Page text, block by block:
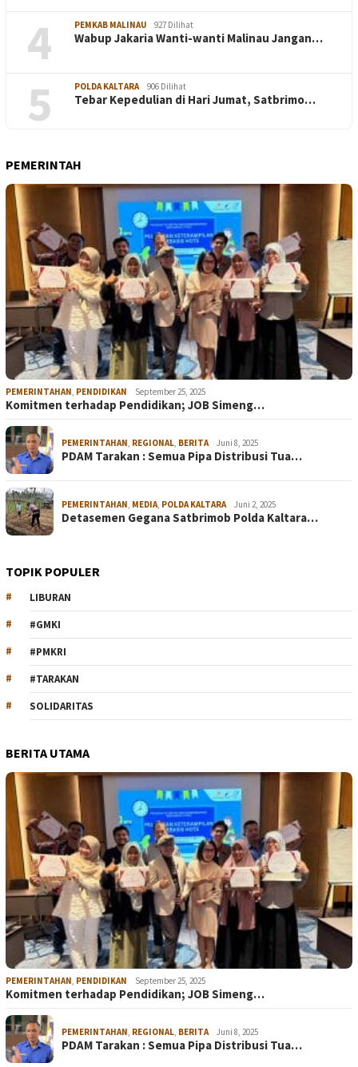
4
PEMKAB MALINAU 927 Dilihat
Wabup Jakaria Wanti-wanti Malinau Jangan…
5 POLDA KALTARA 906 Dilihat
Tebar Kepedulian di Hari Jumat, Satbrimo…
PEMERINTAH
PEMERINTAHAN, PENDIDIKAN September 25, 2025
Komitmen terhadap Pendidikan; JOB Simeng…
PEMERINTAHAN, REGIONAL, BERITA Juni 8, 2025
PDAM Tarakan : Semua Pipa Distribusi Tua…
PEMERINTAHAN, MEDIA, POLDA KALTARA Juni 2, 2025
Detasemen Gegana Satbrimob Polda Kaltara…
TOPIK POPULER
LIBURAN
#GMKI
#PMKRI
#TARAKAN
SOLIDARITAS
BERITA UTAMA
PEMERINTAHAN, PENDIDIKAN September 25, 2025
Komitmen terhadap Pendidikan; JOB Simeng…
PEMERINTAHAN, REGIONAL, BERITA Juni 8, 2025
PDAM Tarakan : Semua Pipa Distribusi Tua…